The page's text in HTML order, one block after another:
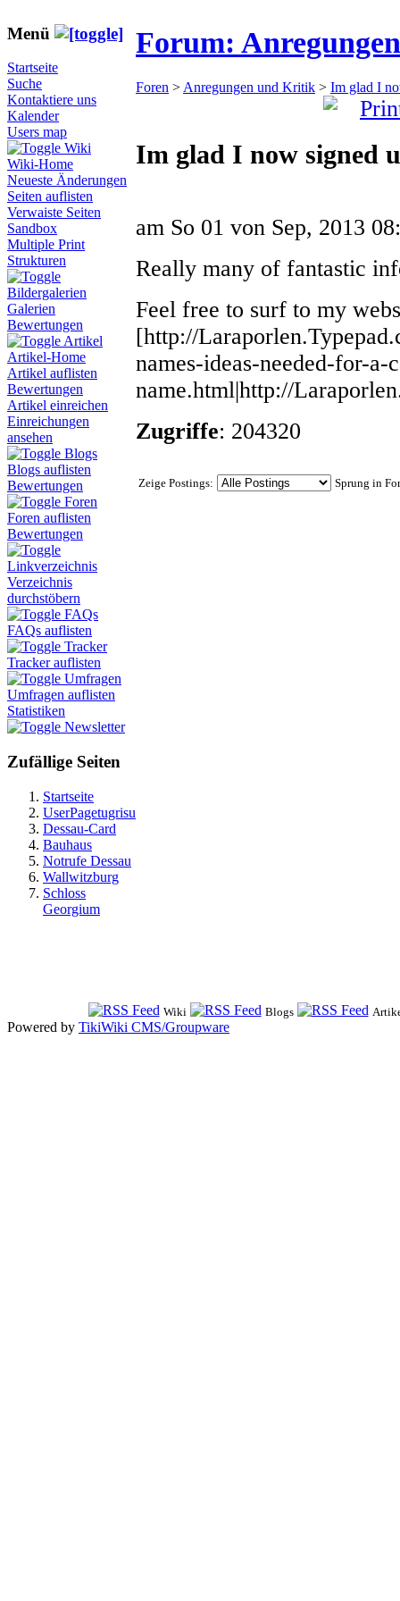
Menü
Startseite
Suche
Kontaktiere uns
Kalender
Users map
Wiki
Wiki-Home
Neueste Änderungen
Seiten auflisten
Verwaiste Seiten
Sandbox
Multiple Print
Strukturen
Bildergalerien
Galerien
Bewertungen
Artikel
Artikel-Home
Artikel auflisten
Bewertungen
Artikel einreichen
Einreichungen
ansehen
Blogs
Blogs auflisten
Bewertungen
Foren
Foren auflisten
Bewertungen
Linkverzeichnis
Verzeichnis
durchstöbern
FAQs
FAQs auflisten
Tracker
Tracker auflisten
Umfragen
Umfragen auflisten
Statistiken
Newsletter
Zufällige Seiten
Startseite
UserPagetugrisu
Dessau-Card
Bauhaus
Notrufe Dessau
Wallwitzburg
Schloss
Georgium
Forum:
Foren > Anregungen und Kritik > Im glad I
Im glad I now signed
am So 01 von Sep, 2013
Really many of fantastic
Feel free to surf to my
[http://
names-ideas-needed-for-a-
name.html|http://
Zugriffe: 204320
Zeige Postings: Sprung in
Wiki Blogs
Powered by TikiWiki CMS/Groupware